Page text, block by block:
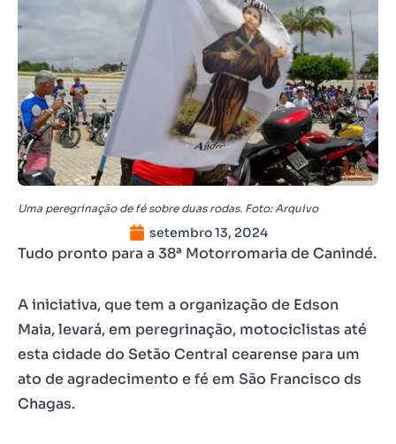
Uma peregrinação de fé sobre duas rodas. Foto: Arquivo
setembro 13, 2024
Tudo pronto para a 38ª Motorromaria de Canindé.
A iniciativa, que tem a organização de Edson
Maia, levará, em peregrinação, motociclistas até
esta cidade do Setão Central cearense para um
ato de agradecimento e fé em São Francisco ds
Chagas.